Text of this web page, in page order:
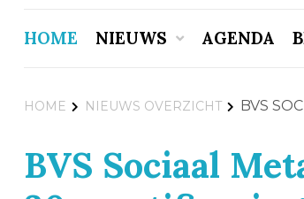
HOME NIEUWS AGENDA
HOME NIEUWS OVERZICHT BVS
BVS Sociaal